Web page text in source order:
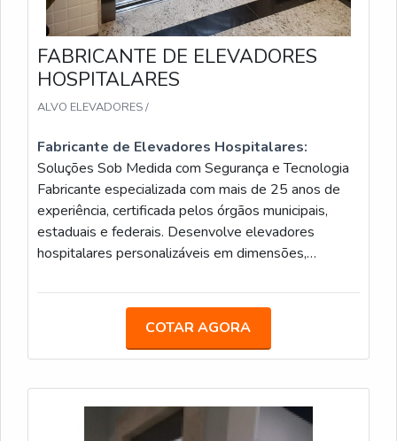
FABRICANTE DE ELEVADORES
HOSPITALARES
ALVO ELEVADORES /
Fabricante de Elevadores Hospitalares:
Soluções Sob Medida com Segurança e Tecnologia
Fabricante especializada com mais de 25 anos de
experiência, certificada pelos órgãos municipais,
estaduais e federais. Desenvolve elevadores
hospitalares personalizáveis em dimensões,
vidro) para otimizar espaço e integrar-se à
avançados, controle eletrônico e operação
silenciosa. Garantem transporte eficiente e acessível
imóvel com qualidade, inovação e total
conformidade normativa.
COTAR AGORA